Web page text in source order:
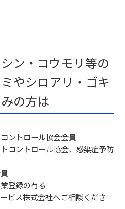
ン・コウモリ等の
やシロアリ・ゴキ
の方は
ントロール協会会員
コントロール協会、感染症予防
登録の有る
ビス株式会社へご相談くださ